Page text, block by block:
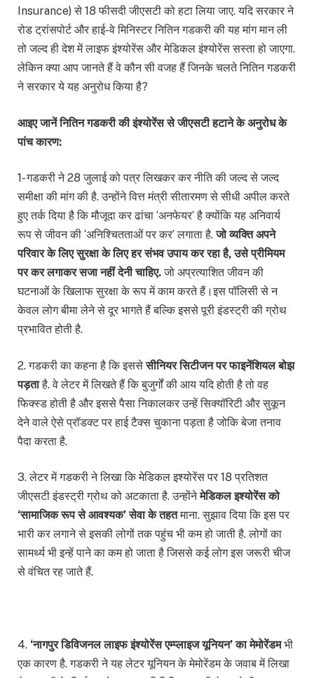
Insurance) से 18 फीसदी जीएसटी को हटा लिया जाए. यदि सरकार ने
रोड ट्रांसपोर्ट और हाई-वे मिनिस्टर नितिन गडकरी की यह मांग मान ली
तो जल्द ही देश में लाइफ इंश्योरेंस और मेडिकल इंश्योरेंस सस्ता हो जाएगा.
लेकिन क्या आप जानते हैं वे कौन सी वजह हैं जिनके चलते नितिन गडकरी
ने सरकार ये यह अनुरोध किया है?
आइए जानें नितिन गडकरी की इंश्योरेंस से जीएसटी हटाने के अनुरोध के
पांच कारण:
1- गडकरी ने 28 जुलाई को पत्र लिखकर कर नीति की जल्द से जल्द
समीक्षा की मांग की है. उन्होंने वित्त मंत्री सीतारमण से सीधी अपील करते
हुए तर्क दिया है कि मौजूदा कर ढांचा ‘अनफेयर’ है क्योंकि यह अनिवार्य
रूप से जीवन की ‘अनिश्चितताओं पर कर’ लगाता है.जो व्यक्ति अपने
परिवार के लिए सुरक्षा के लिए हर संभव उपाय कर रहा है, उसे प्रीमियम
पर कर लगाकर सजा नहीं देनी चाहिए.जो अप्रत्याशित जीवन की
घटनाओं के खिलाफ सुरक्षा के रूप में काम करते हैं।इस पॉलिसी से न
केवल लोग बीमा लेने से दूर भागते हैं बल्कि इससे पूरी इंडस्ट्री की ग्रोथ
प्रभावित होती है.
2. गडकरी का कहना है कि इससेसीनियर सिटीजन पर फाइनेंशियल बोझ
पड़ताहै. वे लेटर में लिखते हैं कि बुजुर्गों की आय यदि होती है तो वह
फिक्स्ड होती है और इससे पैसा निकालकर उन्हें सिक्यॉरिटी और सुकून
देने वाले ऐसे प्रॉडक्ट पर हाई टैक्स चुकाना पड़ता है जोकि बेजा तनाव
पैदा करता है.
3. लेटर में गडकरी ने लिखा कि मेडिकल इश्योरेंस पर 18 प्रतिशत
जीएसटी इंडस्ट्री ग्रोथ को अटकाता है. उन्होंनेमेडिकल इश्योरेंस को
‘सामाजिक रूप से आवश्यक’ सेवा के तहतमाना. सुझाव दिया कि इस पर
भारी कर लगाने से इसकी लोगों तक पहुंच भी कम हो जाती है. लोगों का
सामर्थ्य भी इन्हें पाने का कम हो जाता है जिससे कई लोग इस जरूरी चीज
से वंचित रह जाते हैं.
4. ‘नागपुर डिविजनल लाइफ इंश्योरेंस एम्प्लाइज यूनियन’ का मेमोरेंडमभी
एक कारण है. गडकरी ने यह लेटर यूनियन के मेमोरेंडम के जवाब में लिखा